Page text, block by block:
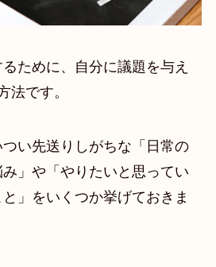
ために、自分に議題を与え
法です。
い先送りしがちな「日常の
」や「やりたいと思ってい
」をいくつか挙げておきま